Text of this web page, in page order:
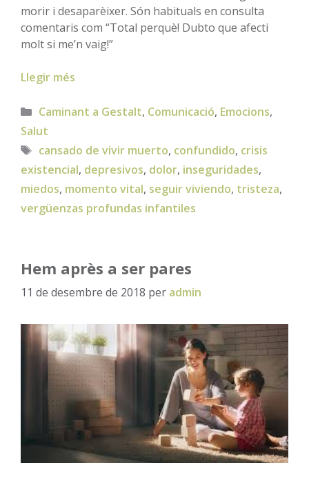
morir i desaparèixer. Són habituals en consulta
comentaris com “Total perquè! Dubto que afecti
molt si me’n vaig!”
Llegir més
Categories
Caminant a Gestalt, Comunicació, Emocions,
Salut
Etiquetes
cansado de vivir muerto, confundido, crisis
existencial, depresivos, dolor, inseguridades,
miedos, momento vital, seguir viviendo, tristeza,
vergüenzas profundas infantiles
Hem après a ser pares
11 de desembre de 2018 per admin